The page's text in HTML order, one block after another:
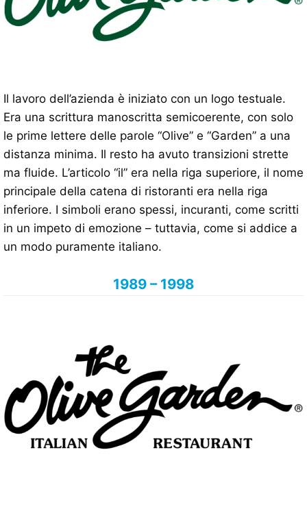
Il lavoro dell’azienda è iniziato con un logo testuale.
Era una scrittura manoscritta semicoerente, con solo
le prime lettere delle parole “Olive” e “Garden” a una
distanza minima. Il resto ha avuto transizioni strette
ma fluide. L’articolo “il” era nella riga superiore, il nome
principale della catena di ristoranti era nella riga
inferiore. I simboli erano spessi, incuranti, come scritti
in un impeto di emozione – tuttavia, come si addice a
un modo puramente italiano.
1989 – 1998